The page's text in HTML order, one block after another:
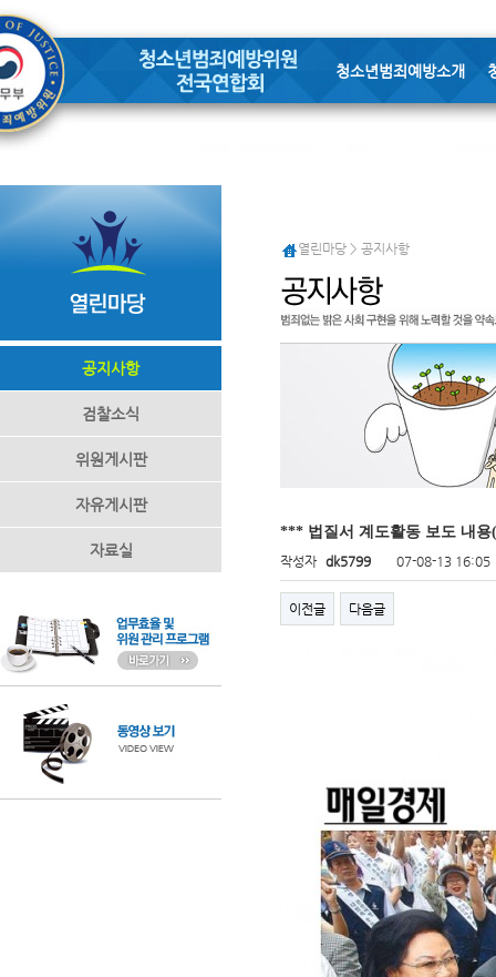
청소년범죄예방소개
공지사항
검찰소식
위원게시판
자유게시판
자료실
열린마당 > 공지사항
*** 법질서 계도활동 보도 내
작성자 dk5799 07-08-13 16:05
이전글 다음글